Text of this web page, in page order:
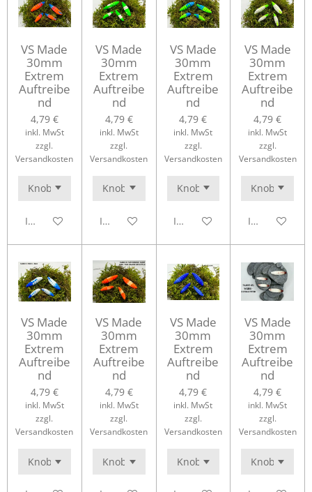
VS Made
30mm
Extrem
Auftreibe
nd
4,79 €
inkl. MwSt
zzgl.
Versandkosten
In den Warenkorb
VS Made
30mm
Extrem
Auftreibe
nd
4,79 €
inkl. MwSt
zzgl.
Versandkosten
In den Warenkorb
VS Made
30mm
Extrem
Auftreibe
nd
4,79 €
inkl. MwSt
zzgl.
Versandkosten
In den Warenkorb
VS Made
30mm
Extrem
Auftreibe
nd
4,79 €
inkl. MwSt
zzgl.
Versandkosten
In den
VS Made
30mm
Extrem
Auftreibe
nd
4,79 €
inkl. MwSt
zzgl.
Versandkosten
VS Made
30mm
Extrem
Auftreibe
nd
4,79 €
inkl. MwSt
zzgl.
Versandkosten
VS Made
30mm
Extrem
Auftreibe
nd
4,79 €
inkl. MwSt
zzgl.
Versandkosten
VS Made
30mm
Extrem
Auftreibe
nd
4,79 €
inkl. MwSt
zzgl.
Versandkosten